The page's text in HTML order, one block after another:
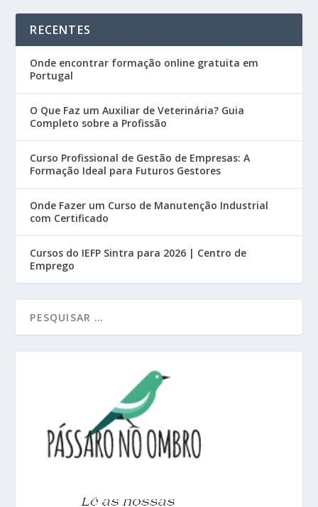
RECENTES
Onde encontrar formação online gratuita em
Portugal
O Que Faz um Auxiliar de Veterinária? Guia
Completo sobre a Profissão
Curso Profissional de Gestão de Empresas: A
Formação Ideal para Futuros Gestores
Onde Fazer um Curso de Manutenção Industrial
com Certificado
Cursos do IEFP Sintra para 2026 | Centro de
Emprego